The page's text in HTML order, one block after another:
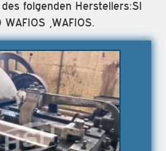
folgenden Herstellers:SI
WAFIOS ,WAFIOS.